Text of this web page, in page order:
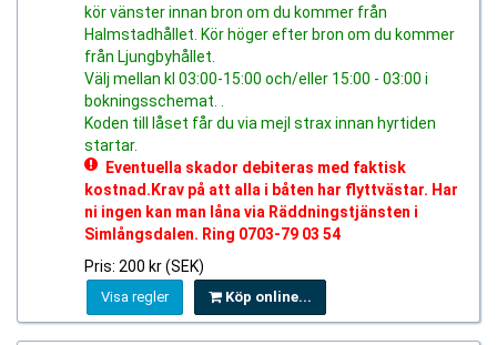
kör vänster innan bron om du kommer från
Halmstadhållet. Kör höger efter bron om du kommer
från Ljungbyhållet.
Välj mellan kl 03:00-15:00 och/eller 15:00 - 03:00 i
bokningsschemat. .
Koden till låset får du via mejl strax innan hyrtiden
startar.
Eventuella skador debiteras med faktisk
kostnad.Krav på att alla i båten har flyttvästar. Har
ni ingen kan man låna via Räddningstjänsten i
Simlångsdalen. Ring 0703-79 03 54
Pris: 200 kr (SEK)
Visa regler Köp online...